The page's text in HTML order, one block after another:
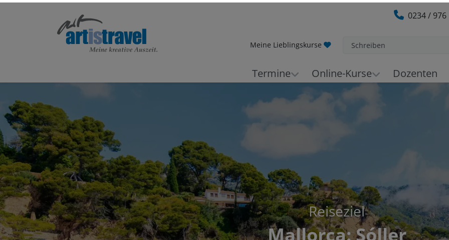
0234 / 976
Meine Lieblingskurse Schreiben
Termine Online-Kurse Dozenten
Reiseziel
Mallorca: Sóller